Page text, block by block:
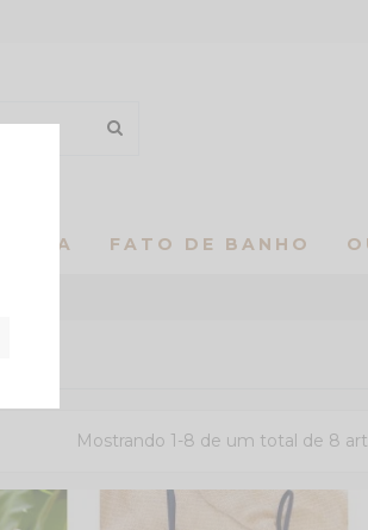
ROUPA FATO DE BANHO
Mostrando 1-8 de um total de 8